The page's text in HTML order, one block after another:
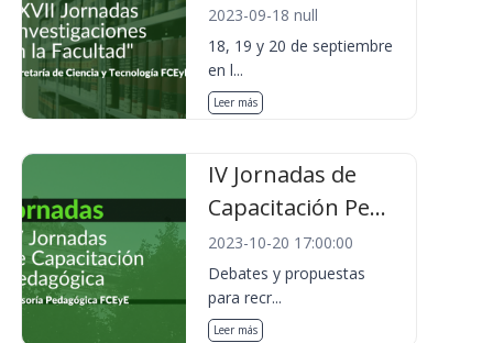
2023-09-18 null
18, 19 y 20 de septiembre
en l...
Leer más
IV Jornadas de
Capacitación Pe...
2023-10-20 17:00:00
Debates y propuestas
para recr...
Leer más